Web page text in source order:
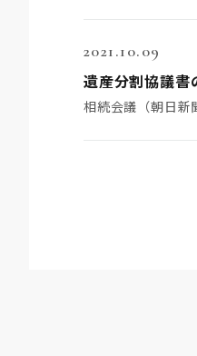
2021.10.09
遺産分割協議
相続会議（朝日新